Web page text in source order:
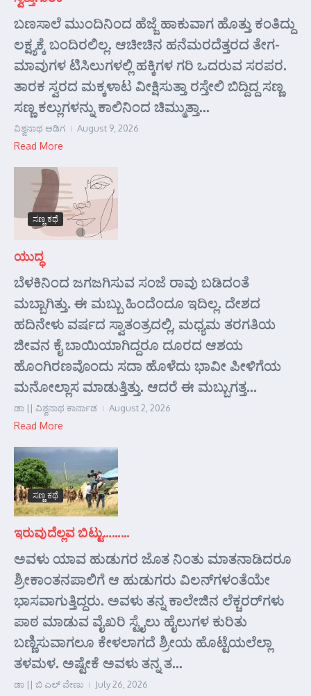
ಬಣಸಾಲೆ ಮುಂದಿನಿಂದ ಹೆಜ್ಜೆ ಹಾಕುವಾಗ ಹೊತ್ತು ಕಂತಿದ್ದು
ಲಕ್ಷ್ಯಕ್ಕೆ ಬಂದಿರಲಿಲ್ಲ. ಆಚೀಚಿನ ಹನೆಮರದೆತ್ತರದ ತೇಗ-
ಮಾವುಗಳ ಟಿಸಿಲುಗಳಲ್ಲಿ ಹಕ್ಕಿಗಳ ಗರಿ ಒದರುವ ಸರಪರ.
ತಾರಕ ಸ್ವರದ ಮಕ್ಕಳಾಟ ವೀಕ್ಷಿಸುತ್ತಾ ರಸ್ತೇಲಿ ಬಿದ್ದಿದ್ದ ಸಣ್ಣ
ಸಣ್ಣ ಕಲ್ಲುಗಳನ್ನು ಕಾಲಿನಿಂದ ಚಿಮ್ಮುತ್ತಾ...
ವಿಶ್ವನಾಥ ಅಡಿಗ August 9, 2026
Read More
ಸಣ್ಣ ಕಥೆ
ಯುದ್ಧ
ಬೆಳಕಿನಿಂದ ಜಗಜಗಿಸುವ ಸಂಜೆ ರಾವು ಬಡಿದಂತೆ
ಮಬ್ಬಾಗಿತ್ತು. ಈ ಮಬ್ಬು ಹಿಂದೆಂದೂ ಇದಿಲ್ಲ. ದೇಶದ
ಹದಿನೇಳು ವರ್ಷದ ಸ್ವಾತಂತ್ರದಲ್ಲಿ, ಮಧ್ಯಮ ತರಗತಿಯ
ಜೀವನ ಕೈ ಬಾಯಿಯಾಗಿದ್ದರೂ ದೂರದ ಆಶಯ
ಹೊಂಗಿರಣವೊಂದು ಸದಾ ಹೊಳೆದು ಭಾವೀ ಪೀಳಿಗೆಯ
ಮನೋಲ್ಲಾಸ ಮಾಡುತ್ತಿತ್ತು. ಆದರೆ ಈ ಮಬ್ಬುಗತ್ತ...
ಡಾ || ವಿಶ್ವನಾಥ ಕಾರ್ನಾಡ August 2, 2026
Read More
ಸಣ್ಣ ಕಥೆ
ಇರುವುದೆಲ್ಲವ ಬಿಟ್ಟು………
ಅವಳು ಯಾವ ಹುಡುಗರ ಜೊತ ನಿಂತು ಮಾತನಾಡಿದರೂ
ಶ್ರೀಕಾಂತನಪಾಲಿಗೆ ಆ ಹುಡುಗರು ವಿಲನ್‌ಗಳಂತೆಯೇ
ಭಾಸವಾಗುತ್ತಿದ್ದರು. ಅವಳು ತನ್ನ ಕಾಲೇಜಿನ ಲೆಕ್ಚರರ್‌ಗಳು
ಪಾಠ ಮಾಡುವ ವೈಖರಿ ಸ್ಟೈಲು ಹೈಲುಗಳ ಕುರಿತು
ಬಣ್ಣಿಸುವಾಗಲೂ ಕೇಳಲಾಗದೆ ಶ್ರೀಯ ಹೊಟ್ಟೆಯಲೆಲ್ಲಾ
ತಳಮಳ. ಅಷ್ಟೇಕೆ ಅವಳು ತನ್ನ ತ...
ಡಾ || ಬಿ ಎಲ್ ವೇಣು July 26, 2026